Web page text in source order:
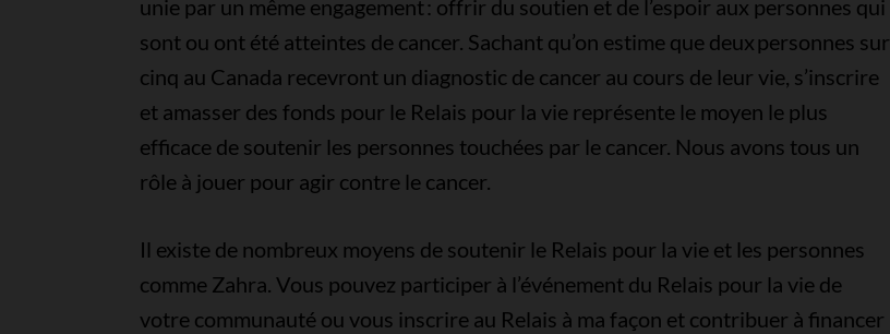
unie par un même engagement : offrir du soutien et de l’espoir aux personnes qui
sont ou ont été atteintes de cancer. Sachant qu’on estime que deux personnes sur
cinq au Canada recevront un diagnostic de cancer au cours de leur vie, s’inscrire
et amasser des fonds pour le Relais pour la vie représente le moyen le plus
efficace de soutenir les personnes touchées par le cancer. Nous avons tous un
rôle à jouer pour agir contre le cancer.
Il existe de nombreux moyens de soutenir le Relais pour la vie et les personnes
comme Zahra. Vous pouvez participer à l’événement du Relais pour la vie de
votre communauté ou vous inscrire au Relais à ma façon et contribuer à financer